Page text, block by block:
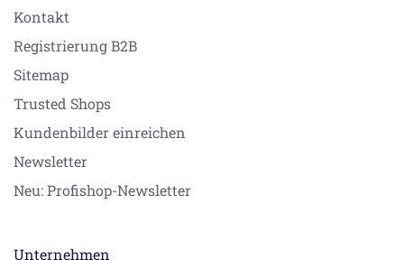
Kontakt
Registrierung B2B
Sitemap
Trusted Shops
Kundenbilder einreichen
Newsletter
Neu: Profishop-Newsletter
Unternehmen